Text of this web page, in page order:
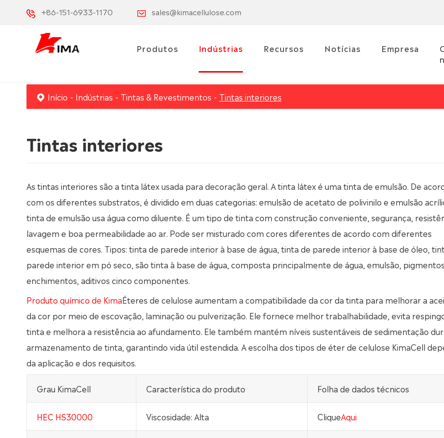
+86-151-6933-1170 sales@kimacellulose.com
Produtos Indústrias Recursos Notícias Empresa
Início Indústrias Tintas & Revestimentos Tintas interiores
Tintas interiores
As tintas interiores são a tinta látex usada para decoração geral. A tinta látex é uma tinta de emulsão. De
com os diferentes substratos, é dividido em duas categorias: emulsão de acetato de polivinilo e emulsão
tinta de emulsão usa água como diluente. É um tipo de tinta com construção conveniente, segurança,
lavagem e boa permeabilidade ao ar. Pode ser misturado com cores diferentes de acordo com diferentes
esquemas de cores. Tipos: tinta de parede interior à base de água, tinta de parede interior à base de óleo,
parede interior em pó seco, são tinta à base de água, composta principalmente de água, emulsão,
enchimentos, aditivos cinco componentes.
Produto químico de KimaÉteres de celulose aumentam a compatibilidade da cor da tinta para melhorar a
da cor por meio de escovação, laminação ou pulverização. Ele fornece melhor trabalhabilidade, evita
tinta e melhora a resistência ao afundamento. Ele também mantém níveis sustentáveis de sedimentação
armazenamento de tinta, garantindo vida útil estendida. A escolha dos tipos de éter de celulose KimaCell
da aplicação e dos requisitos.
Grau KimaCell Característica do produto Folha de dados técnicos
HEC HS30000 Viscosidade: Alta CliqueAqui